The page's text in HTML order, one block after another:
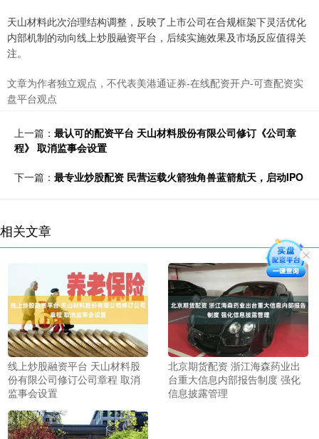
天山材料此次治理结构调整，反映了上市公司在合规框架下灵活优化
内部机制的动向线上炒股融资平台，后续实施效果及市场反应值得关
注。
文章为作者独立观点，不代表美港通证券-在线配资开户-可查配资实
盘平台观点
上一篇： 最认可的配资平台 天山材料股份有限公司修订《公司章
程》 取消监事会设置
下一篇： 最专业炒股配资 民营运载火箭独角兽蓝箭航天，启动IPO
相关文章
线上炒股融资平台 天山材料股
份有限公司修订公司章程 取消
监事会设置
北京期货配资 浙江海森药业出
台重大信息内部报告制度 强化
信息披露管理